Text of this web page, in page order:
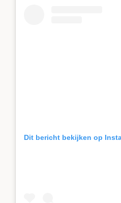
Dit bericht bekijken op